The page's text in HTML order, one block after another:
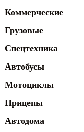
Коммерческие
Грузовые
Спецтехника
Автобусы
Мотоциклы
Прицепы
Автодома